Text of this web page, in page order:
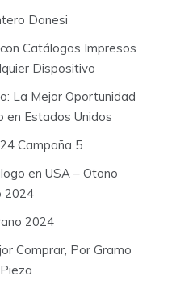
Danesi
Catálogos Impresos
Dispositivo
La Mejor Oportunidad
en Estados Unidos
Campaña 5
en USA – Otono
2024
2024
Comprar, Por Gramo